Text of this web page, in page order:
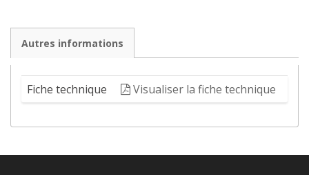
Autres informations
Fiche technique Visualiser la fiche technique